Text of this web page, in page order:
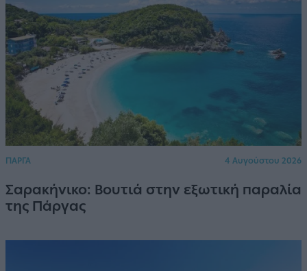
ΠΑΡΓΑ 4 Αυγούστου 2026
Σαρακήνικο: Βουτιά στην εξωτική παραλία
της Πάργας